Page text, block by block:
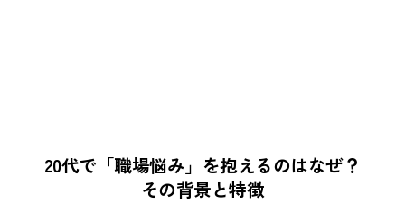
20代で「職場悩み」を抱えるのはなぜ？
その背景と特徴